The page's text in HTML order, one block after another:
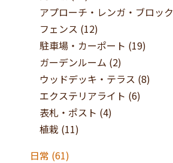
アプローチ・レンガ・ブロック
フェンス (12)
駐車場・カーポート (19)
ガーデンルーム (2)
ウッドデッキ・テラス (8)
エクステリアライト (6)
表札・ポスト (4)
植栽 (11)
日常 (61)